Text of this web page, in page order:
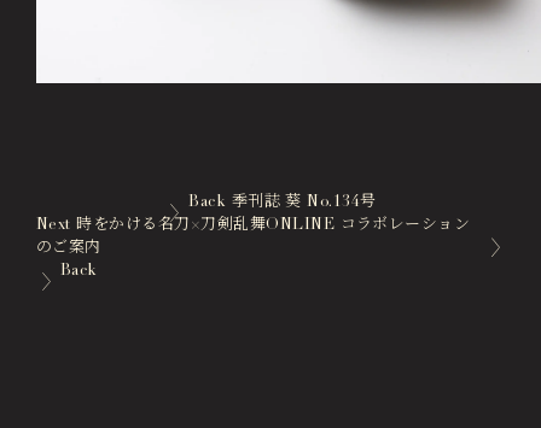
Back 季刊誌 葵 No.134号
Next 時をかける名刀×刀剣乱舞ONLINE コラボレーション
のご案内
Back